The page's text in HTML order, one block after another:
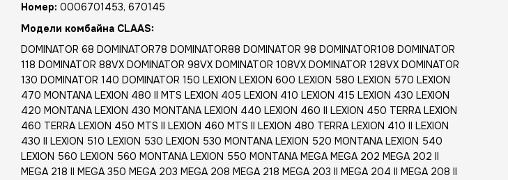
Номер: 0006701453, 670145
Модели комбайна CLAAS:
DOMINATOR 68 DOMINATOR78 DOMINATOR88 DOMINATOR 98 DOMINATOR108 DOMINATOR
118 DOMINATOR 88VX DOMINATOR 98VX DOMINATOR 108VX DOMINATOR 128VX DOMINATOR
130 DOMINATOR 140 DOMINATOR 150 LEXION LEXION 600 LEXION 580 LEXION 570 LEXION
470 MONTANA LEXION 480 II MTS LEXION 405 LEXION 410 LEXION 415 LEXION 430 LEXION
420 MONTANA LEXION 430 MONTANA LEXION 440 LEXION 460 II LEXION 450 TERRA LEXION
460 TERRA LEXION 450 MTS II LEXION 460 MTS II LEXION 480 TERRA LEXION 410 II LEXION
430 II LEXION 510 LEXION 530 LEXION 530 MONTANA LEXION 520 MONTANA LEXION 540
LEXION 560 LEXION 560 MONTANA LEXION 550 MONTANA MEGA MEGA 202 MEGA 202 II
MEGA 218 II MEGA 350 MEGA 203 MEGA 208 MEGA 218 MEGA 203 II MEGA 204 II MEGA 208 II